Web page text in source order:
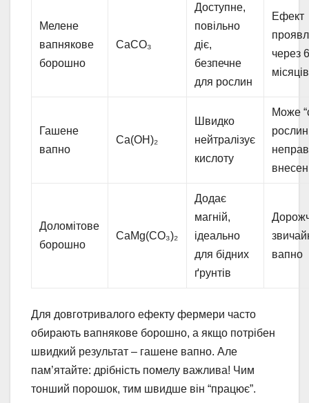
Мелене
вапнякове
борошно
CaCO₃
Доступне,
повільно
діє,
безпечне
для рослин
Ефект
через
місяців
Гашене
вапно
Ca(OH)₂
Швидко
нейтралізує
кислоту
Може
Доломітове
борошно
CaMg(CO₃)₂
Додає
магній,
ідеально
для бідних
ґрунтів
вапно
Для довготривалого ефекту фермери часто
обирають вапнякове борошно, а якщо потрібен
швидкий результат – гашене вапно. Але
пам’ятайте: дрібність помелу важлива! Чим
тонший порошок, тим швидше він “працює”.